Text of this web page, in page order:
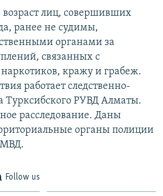
возраст лиц, совершивших
ранее не судимы,
органами за
связанных с
кражу и грабеж.
работает следственно-
Турксибского РУВД Алматы.
расследование. Даны
органы полиции
МВД.
Follow us